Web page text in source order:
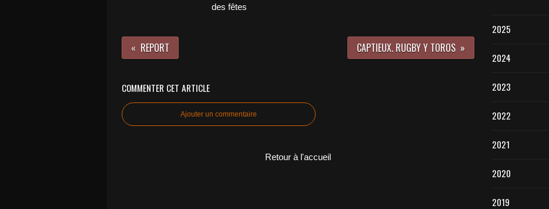
des fêtes
REPORT CAPTIEUX. RUGBY Y TOROS
COMMENTER CET ARTICLE
Ajouter un commentaire
Retour à l'accueil
2025
2024
2023
2022
2021
2020
2019